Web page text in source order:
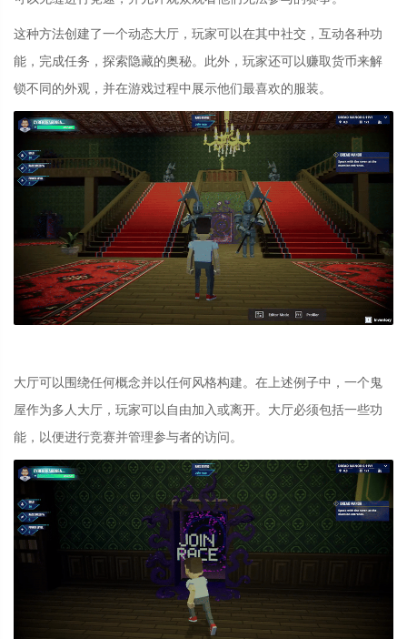
这种方法创建了一个动态大厅，玩家可以在其中社交，互动各种功
能，完成任务，探索隐藏的奥秘。此外，玩家还可以赚取货币来解
锁不同的外观，并在游戏过程中展示他们最喜欢的服装。
大厅可以围绕任何概念并以任何风格构建。在上述例子中，一个鬼
屋作为多人大厅，玩家可以自由加入或离开。大厅必须包括一些功
能，以便进行竞赛并管理参与者的访问。